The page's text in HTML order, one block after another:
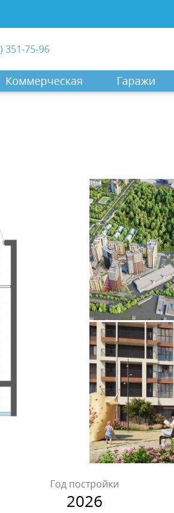
351-75-96
Коммерческая Гаражи
Год постройки
2026